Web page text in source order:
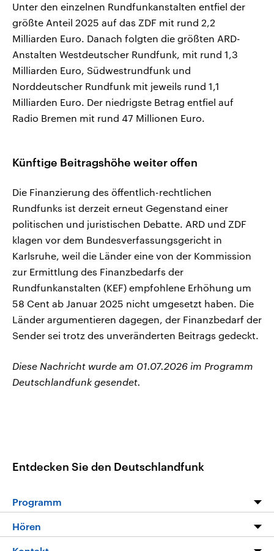
Unter den einzelnen Rundfunkanstalten entfiel der
größte Anteil 2025 auf das ZDF mit rund 2,2
Milliarden Euro. Danach folgten die größten ARD-
Anstalten Westdeutscher Rundfunk, mit rund 1,3
Milliarden Euro, Südwestrundfunk und
Norddeutscher Rundfunk mit jeweils rund 1,1
Milliarden Euro. Der niedrigste Betrag entfiel auf
Radio Bremen mit rund 47 Millionen Euro.
Künftige Beitragshöhe weiter offen
Die Finanzierung des öffentlich-rechtlichen
Rundfunks ist derzeit erneut Gegenstand einer
politischen und juristischen Debatte. ARD und ZDF
klagen vor dem Bundesverfassungsgericht in
Karlsruhe, weil die Länder eine von der Kommission
zur Ermittlung des Finanzbedarfs der
Rundfunkanstalten (KEF) empfohlene Erhöhung um
58 Cent ab Januar 2025 nicht umgesetzt haben. Die
Länder argumentieren dagegen, der Finanzbedarf der
Sender sei trotz des unveränderten Beitrags gedeckt.
Diese Nachricht wurde am 01.07.2026 im Programm
Deutschlandfunk gesendet.
Entdecken Sie den Deutschlandfunk
Programm
Programm
Hören
Livestream